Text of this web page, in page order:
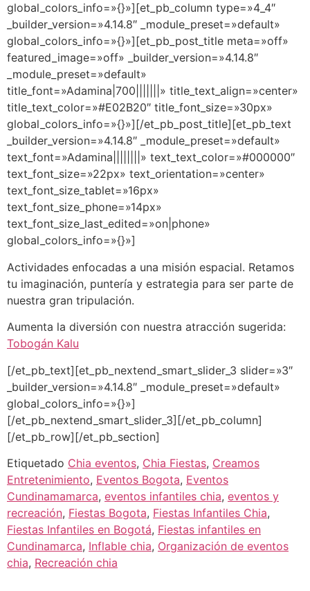
global_colors_info=»{}»][et_pb_column type=»4_4″
_builder_version=»4.14.8″ _module_preset=»default»
global_colors_info=»{}»][et_pb_post_title meta=»off»
featured_image=»off» _builder_version=»4.14.8″
_module_preset=»default»
title_font=»Adamina|700|||||||» title_text_align=»center»
title_text_color=»#E02B20″ title_font_size=»30px»
global_colors_info=»{}»][/et_pb_post_title][et_pb_text
_builder_version=»4.14.8″ _module_preset=»default»
text_font=»Adamina||||||||» text_text_color=»#000000″
text_font_size=»22px» text_orientation=»center»
text_font_size_tablet=»16px»
text_font_size_phone=»14px»
text_font_size_last_edited=»on|phone»
global_colors_info=»{}»]
Actividades enfocadas a una misión espacial. Retamos
tu imaginación, puntería y estrategia para ser parte de
nuestra gran tripulación.
Aumenta la diversión con nuestra atracción sugerida:
Tobogán Kalu
[/et_pb_text][et_pb_nextend_smart_slider_3 slider=»3″
_builder_version=»4.14.8″ _module_preset=»default»
global_colors_info=»{}»]
[/et_pb_nextend_smart_slider_3][/et_pb_column]
[/et_pb_row][/et_pb_section]
Etiquetado Chia eventos, Chia Fiestas, Creamos
Entretenimiento, Eventos Bogota, Eventos
Cundinamamarca, eventos infantiles chia, eventos y
recreación, Fiestas Bogota, Fiestas Infantiles Chia,
Fiestas Infantiles en Bogotá, Fiestas infantiles en
Cundinamarca, Inflable chia, Organización de eventos
chia, Recreación chia